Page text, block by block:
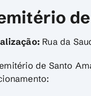
Rua da
de Santo